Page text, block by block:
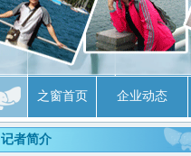
之窗首页 企业动态
记者简介